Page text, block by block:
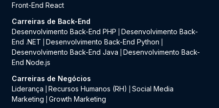
Front-End React
Carreiras de Back-End
Desenvolvimento Back-End PHP
Desenvolvimento Back-
End .NET
Desenvolvimento Back-End Python
Desenvolvimento Back-End Java
Desenvolvimento Back-
End Node.js
Carreiras de Negócios
Liderança
Recursos Humanos (RH)
Social Media
Marketing
Growth Marketing